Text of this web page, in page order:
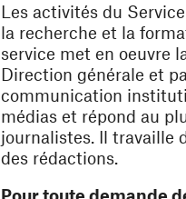
Les activités du
la recherche et la
service met en oeuvre
Direction générale et
communication
médias et répond au
journalistes. Il travaille
des rédactions.